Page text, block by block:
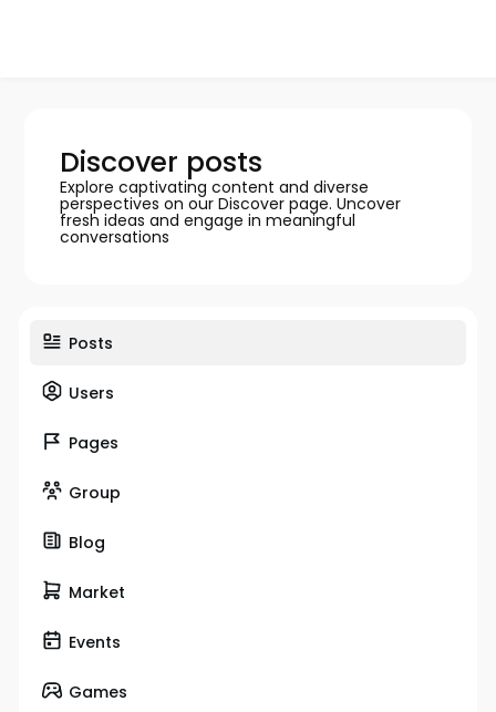
Discover posts
Explore captivating content and diverse
perspectives on our Discover page. Uncover
fresh ideas and engage in meaningful
conversations
Posts
Users
Pages
Group
Blog
Market
Events
Games